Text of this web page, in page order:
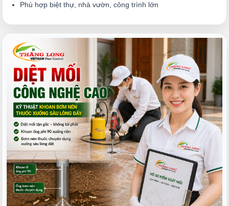
Phù hợp biệt thự, nhà vườn, công trình lớn